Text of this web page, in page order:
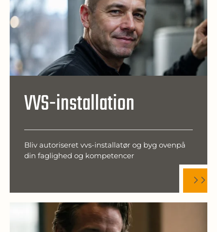
VVS-installation
Bliv autoriseret vvs-installatør og byg ovenpå
din faglighed og kompetencer